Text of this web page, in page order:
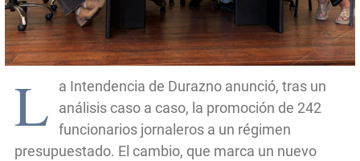
L
a Intendencia de Durazno anunció, tras un
análisis caso a caso, la promoción de 242
funcionarios jornaleros a un régimen
presupuestado. El cambio, que marca un nuevo